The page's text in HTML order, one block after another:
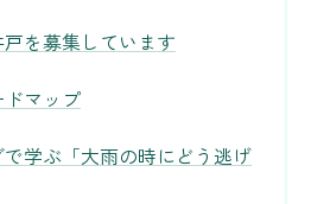
を募集しています
マップ
学ぶ「大雨の時にどう逃げ